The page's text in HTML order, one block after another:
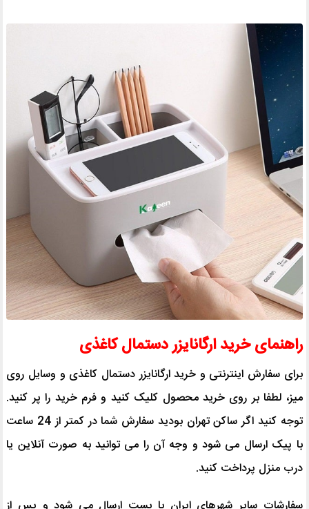
راهنمای خرید ارگانایزر دستمال کاغذی
برای سفارش اینترنتی و خرید ارگانایزر دستمال کاغذی و وسایل روی
میز، لطفا بر روی خرید محصول کلیک کنید و فرم خرید را پر کنید.
توجه کنید اگر ساکن تهران بودید سفارش شما در کمتر از 24 ساعت
با پیک ارسال می شود و وجه آن را می توانید به صورت آنلاین یا
درب منزل پرداخت کنید.